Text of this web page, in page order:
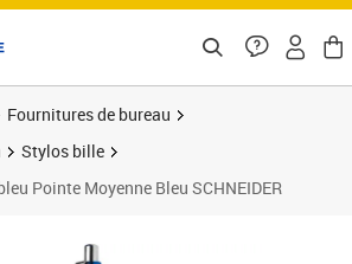
Fournitures de bureau
Stylos bille
Pointe Moyenne Bleu SCHNEIDER